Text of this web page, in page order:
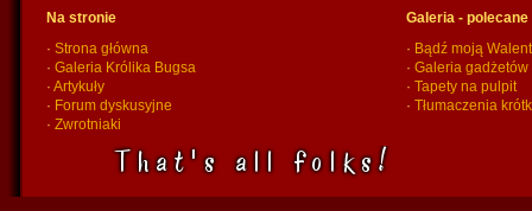
Na stronie
· Strona główna
· Galeria Królika Bugsa
· Artykuły
· Forum dyskusyjne
· Zwrotniaki
Galeria -
· Bądź moją
·Galeria
·Tapety na pulpit
·Tłumaczenia